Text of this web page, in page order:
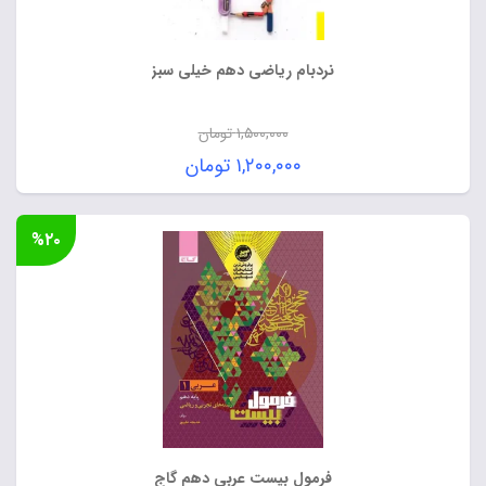
نردبام ریاضی دهم خیلی سبز
۱,۵۰۰,۰۰۰تومان
قیمت
اصلی:
۱,۵۰۰,۰۰۰ تومان
بود.
۱,۲۰۰,۰۰۰ تومان
قیمت
فعلی:
۱,۲۰۰,۰۰۰ تومان.
فرمول بیست عربی دهم گاج
%۲۰